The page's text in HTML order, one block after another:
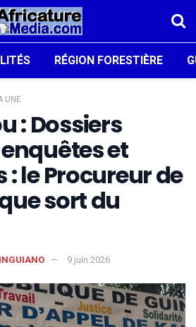
RÉGION FORESTIÈRE
UNE
: Dossiers
et
le Procureur de
sort du
9 juin 2026